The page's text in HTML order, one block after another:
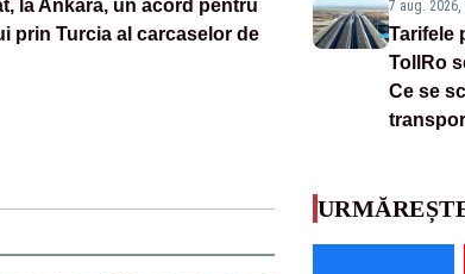
la Ankara, un acord pentru
prin Turcia al carcaselor de
7 aug. 2026,
Tarifele
TollRo
Ce se